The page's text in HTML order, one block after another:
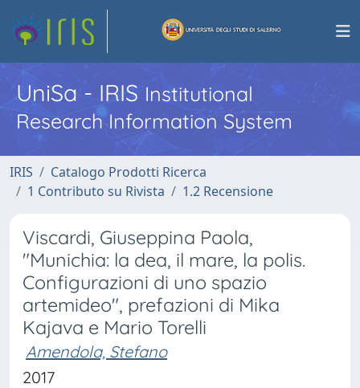
UniSa - IRISInstitutional
Research Information System
IRIS
Catalogo Prodotti Ricerca
1 Contributo su Rivista
1.2 Recensione
Viscardi, Giuseppina Paola,
"Munichia: la dea, il mare, la polis.
Configurazioni di uno spazio
artemideo", prefazioni di Mika
Kajava e Mario Torelli
Amendola, Stefano
2017